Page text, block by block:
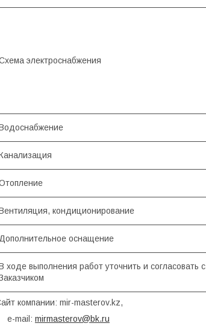
электроснабжения
кондиционирование
оснащение
ходе выполнения работ уточнить и согласовать с
компании: mir-masterov.kz,
mail: mirmasterov@bk.ru